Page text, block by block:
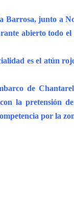
Barrosa, junto a
abierto todo
es el atún
de
la pretensión
por la